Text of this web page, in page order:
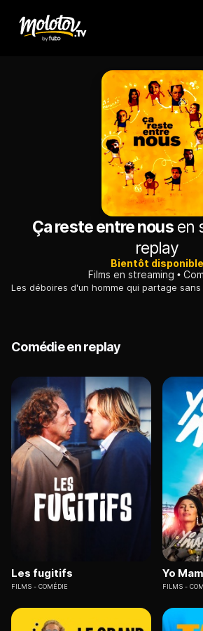
Ça reste entre nousen
replay
Bientôt disponible
Films en streaming
Comédie en replay
Les fugitifs
FILMS COMÉDIE
Yo
FILMS